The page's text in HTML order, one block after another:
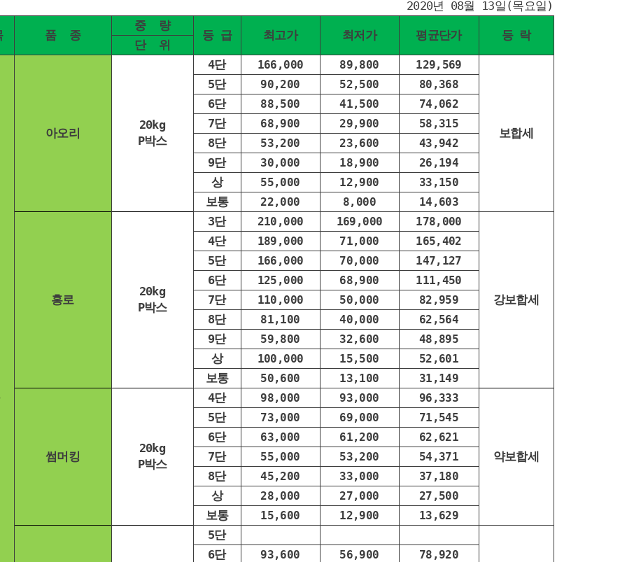
2020년 08월 13일(목요일)
품 종
중 량
등 급 최고가 최저가 평균단가 등 락
단 위
아오리
20kg
P박스
4단 166,000 89,800 129,569
보합세
5단 90,200 52,500 80,368
6단 88,500 41,500 74,062
7단 68,900 29,900 58,315
8단 53,200 23,600 43,942
9단 30,000 18,900 26,194
상 55,000 12,900 33,150
보통 22,000 8,000 14,603
홍로
20kg
P박스
3단 210,000 169,000 178,000
강보합세
4단 189,000 71,000 165,402
5단 166,000 70,000 147,127
6단 125,000 68,900 111,450
7단 110,000 50,000 82,959
8단 81,100 40,000 62,564
9단 59,800 32,600 48,895
상 100,000 15,500 52,601
보통 50,600 13,100 31,149
썸머킹
20kg
P박스
4단 98,000 93,000 96,333
약보합세
5단 73,000 69,000 71,545
6단 63,000 61,200 62,621
7단 55,000 53,200 54,371
8단 45,200 33,000 37,180
상 28,000 27,000 27,500
보통 15,600 12,900 13,629
5단
6단 93,600 56,900 78,920